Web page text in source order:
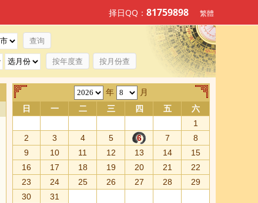
按年度查 按月份查
择日QQ： 81759898 繁體
年 月
日 一 二 三 四 五
六
1
2
3 4 5 6 7
8
9
10 11 12 13 14
15
16
17 18 19 20 21
22
23
24 25 26 27 28
29
30
31